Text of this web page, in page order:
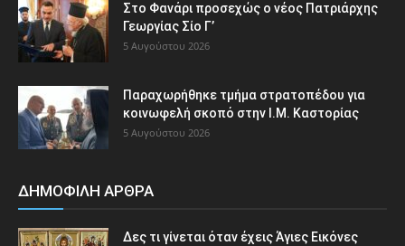
Στο Φανάρι προσεχώς ο νέος Πατριάρχης
Γεωργίας Σίο Γ’
5 Αυγούστου 2026
Παραχωρήθηκε τμήμα στρατοπέδου για
κοινωφελή σκοπό στην Ι.Μ. Καστορίας
5 Αυγούστου 2026
ΔΗΜΟΦΙΛΗ ΑΡΘΡΑ
Δες τι γίνεται όταν έχεις Άγιες Εικόνες